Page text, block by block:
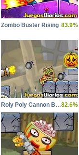
Zombo Buster Rising 83.9%
Roly Poly Cannon BMP 282.6%